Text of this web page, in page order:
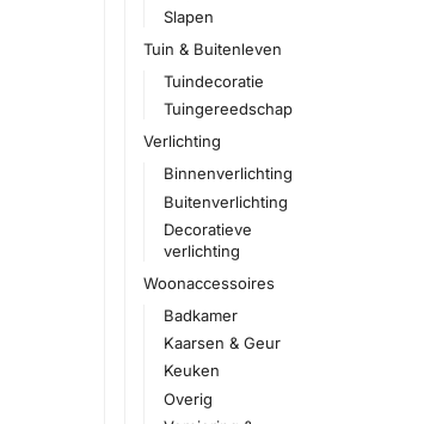
Slapen
Tuin & Buitenleven
Tuindecoratie
Tuingereedschap
Verlichting
Binnenverlichting
Buitenverlichting
Decoratieve
verlichting
Woonaccessoires
Badkamer
Kaarsen & Geur
Keuken
Overig